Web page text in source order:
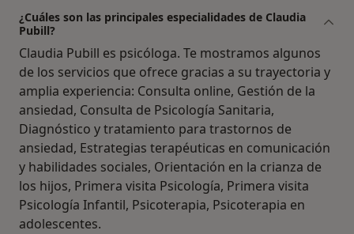
¿Cuáles son las principales especialidades de Claudia
Pubill?
Claudia Pubill es psicóloga. Te mostramos algunos
de los servicios que ofrece gracias a su trayectoria y
amplia experiencia: Consulta online, Gestión de la
ansiedad, Consulta de Psicología Sanitaria,
Diagnóstico y tratamiento para trastornos de
ansiedad, Estrategias terapéuticas en comunicación
y habilidades sociales, Orientación en la crianza de
los hijos, Primera visita Psicología, Primera visita
Psicología Infantil, Psicoterapia, Psicoterapia en
adolescentes.